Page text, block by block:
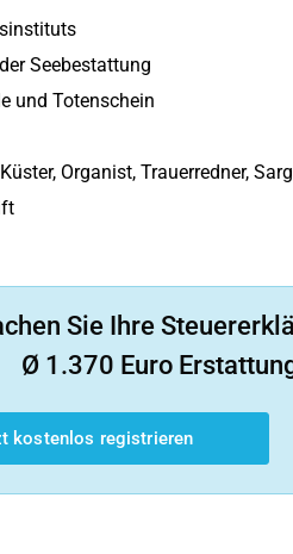
Seebestattung
und Totenschein
Organist, Trauerredner,
Sie Ihre
Ø 1.370 Euro
kostenlos registrieren